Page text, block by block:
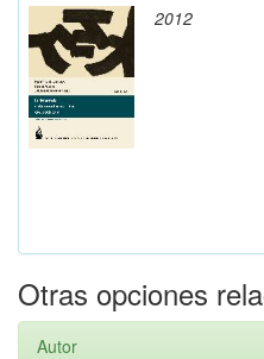
2012
Otras opciones
Autor